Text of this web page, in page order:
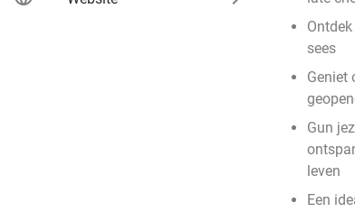
sees
Geniet
Gun
leven
Een